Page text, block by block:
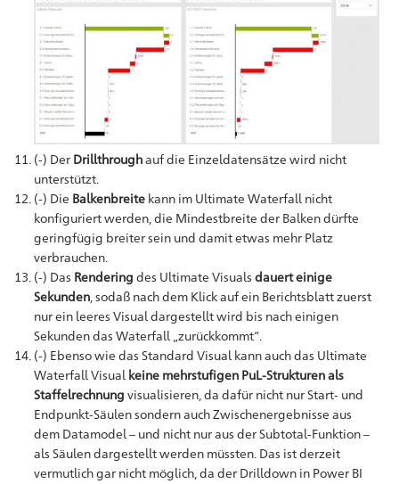
(-) Der Drillthroughauf die Einzeldatensätze wird nicht
unterstützt.
(-) Die Balkenbreite kann im Ultimate Waterfall nicht
konfiguriert werden, die Mindestbreite der Balken dürfte
geringfügig breiter sein und damit etwas mehr Platz
verbrauchen.
(-) Das Rendering des Ultimate Visualsdauert einige
Sekunden, sodaß nach dem Klick auf ein Berichtsblatt zuerst
nur ein leeres Visual dargestellt wird bis nach einigen
Sekunden das Waterfall „zurückkommt“.
(-) Ebenso wie das Standard Visual kann auch das Ultimate
Waterfall Visual keine mehrstufigen PuL-Strukturen als
Staffelrechnung visualisieren, da dafür nicht nur Start- und
Endpunkt-Säulen sondern auch Zwischenergebnisse aus
dem Datamodel – und nicht nur aus der Subtotal-Funktion –
als Säulen dargestellt werden müssten. Das ist derzeit
vermutlich gar nicht möglich, da der Drilldown in Power BI